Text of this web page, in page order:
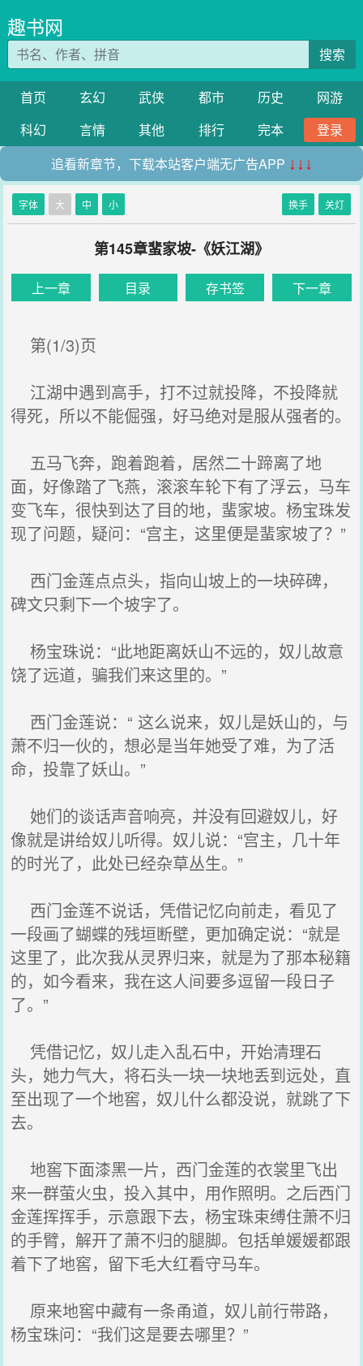
趣书网
搜索
首页 玄幻 武侠 都市 历史
网游
科幻
言情 其他 排行 完本
登录
追看新章节，下载本站客户端无广告APP ↓↓↓
字体 大 中 小 换手 关灯
第145章蜚家坡-《妖江湖》
上一章 目录 存书签 下一章
第(1/3)页
江湖中遇到高手，打不过就投降，不投降就
得死，所以不能倔强，好马绝对是服从强者的。
五马飞奔，跑着跑着，居然二十蹄离了地
面，好像踏了飞燕，滚滚车轮下有了浮云，马车
变飞车，很快到达了目的地，蜚家坡。杨宝珠发
现了问题，疑问：“宫主，这里便是蜚家坡了？”
西门金莲点点头，指向山坡上的一块碎碑，
碑文只剩下一个坡字了。
杨宝珠说：“此地距离妖山不远的，奴儿故意
饶了远道，骗我们来这里的。”
西门金莲说：“ 这么说来，奴儿是妖山的，与
萧不归一伙的，想必是当年她受了难，为了活
命，投靠了妖山。”
她们的谈话声音响亮，并没有回避奴儿，好
像就是讲给奴儿听得。奴儿说：“宫主，几十年
的时光了，此处已经杂草丛生。”
西门金莲不说话，凭借记忆向前走，看见了
一段画了蝴蝶的残垣断壁，更加确定说：“就是
这里了，此次我从灵界归来，就是为了那本秘籍
的，如今看来，我在这人间要多逗留一段日子
了。”
凭借记忆，奴儿走入乱石中，开始清理石
头，她力气大，将石头一块一块地丢到远处，直
至出现了一个地窖，奴儿什么都没说，就跳了下
去。
地窖下面漆黑一片，西门金莲的衣裳里飞出
来一群萤火虫，投入其中，用作照明。之后西门
金莲挥挥手，示意跟下去，杨宝珠束缚住萧不归
的手臂，解开了萧不归的腿脚。包括单媛媛都跟
着下了地窖，留下毛大红看守马车。
原来地窖中藏有一条甬道，奴儿前行带路，
杨宝珠问：“我们这是要去哪里？”